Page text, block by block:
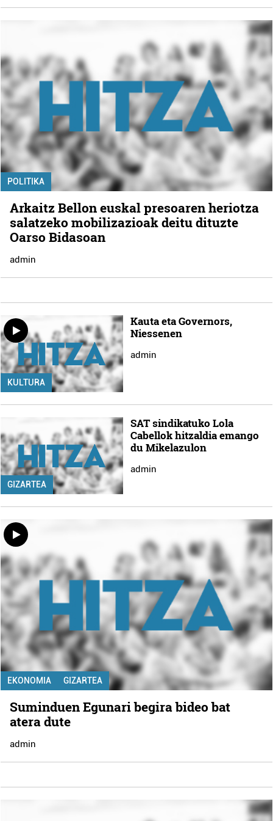
POLITIKA
Arkaitz Bellon euskal presoaren heriotza
salatzeko mobilizazioak deitu dituzte
Oarso Bidasoan
admin
KULTURA
Kauta eta Governors,
Niessenen
admin
GIZARTEA
SAT sindikatuko Lola
Cabellok hitzaldia emango
du Mikelazulon
admin
EKONOMIA GIZARTEA
Suminduen Egunari begira bideo bat
atera dute
admin